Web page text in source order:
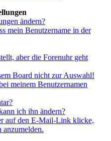
ändern?
mein Benutzername in der
aber die Forenuhr geht
Board nicht zur Auswahl!
meinem Benutzernamen
ich ihn ändern?
auf den E-Mail-Link klicke,
anzumelden.